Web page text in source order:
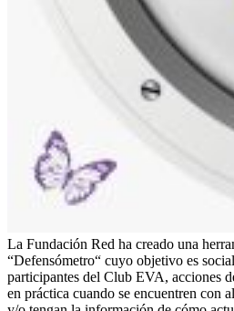
La Fundación Red ha creado una
“Defensómetro“ cuyo objetivo es
participantes del Club EVA, acciones
en práctica cuando se encuentren con